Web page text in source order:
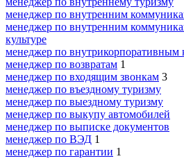
менеджер по внутренним
менеджер по внутренним
культуре
менеджер по внутрикорпоративным
менеджер по возвратам 1
менеджер по входящим звонкам 3
менеджер по въездному туризму
менеджер по выездному туризму
менеджер по выкупу автомобилей
менеджер по выписке документов
менеджер по ВЭД 1
менеджер по гарантии 1